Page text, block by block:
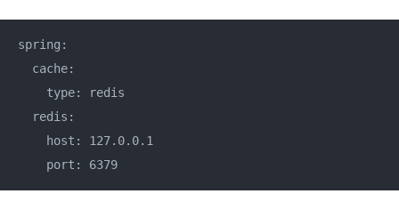
spring:
  cache:
    type: redis
  redis:
    host: 127.0.0.1
    port: 6379